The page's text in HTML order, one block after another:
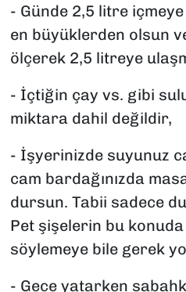
- Günde 2,5 litre içmeye
en büyüklerden olsun
ölçerek 2,5 litreye
- İçtiğin çay vs. gibi
miktara dahil değildir,
- İşyerinizde suyunuz
cam bardağınızda
dursun. Tabii sadece
Pet şişelerin bu konuda
söylemeye bile gerek
- Gece yatarken